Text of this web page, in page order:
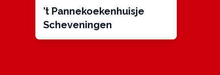
’t Pannekoekenhuisje
Scheveningen